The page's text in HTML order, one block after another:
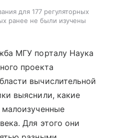
для 177 регуляторных
ранее не были изучены
МГУ порталу Наука
проекта
вычислительной
выяснили, какие
малоизученные
Для этого они